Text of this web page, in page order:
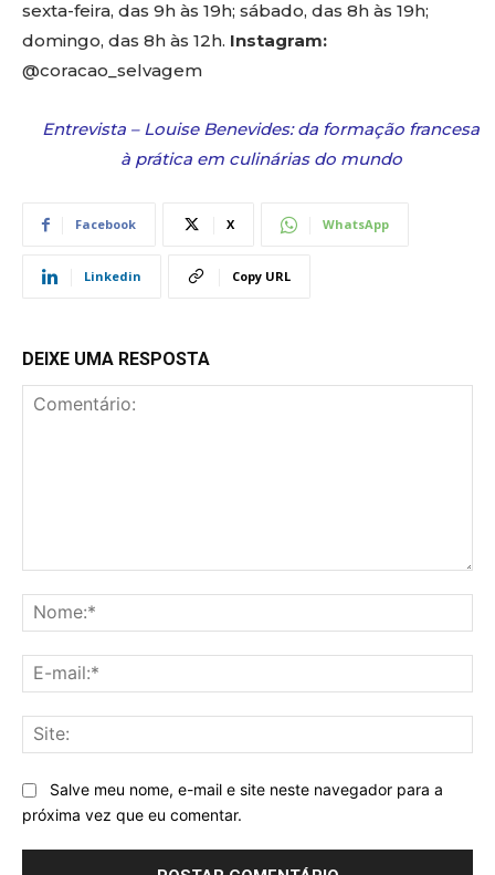
sexta-feira, das 9h às 19h; sábado, das 8h às 19h;
domingo, das 8h às 12h. Instagram:
@coracao_selvagem
Entrevista – Louise Benevides: da formação francesa
à prática em culinárias do mundo
Facebook X WhatsApp
Linkedin Copy URL
DEIXE UMA RESPOSTA
Salve meu nome, e-mail e site neste navegador para a
próxima vez que eu comentar.